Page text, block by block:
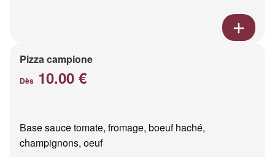
Pizza campione
Dès 10.00 €
Base sauce tomate, fromage, boeuf haché,
champignons, oeuf